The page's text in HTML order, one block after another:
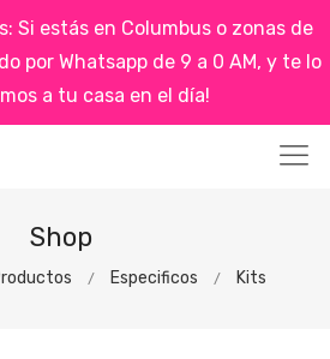
Si estás en Columbus o zonas de
por Whatsapp de 9 a 0 AM, y te lo
a tu casa en el día!
Shop
Especificos Kits